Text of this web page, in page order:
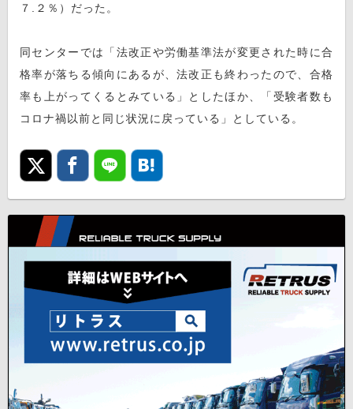
７.２％）だった。
同センターでは「法改正や労働基準法が変更された時に合
格率が落ちる傾向にあるが、法改正も終わったので、合格
率も上がってくるとみている」としたほか、「受験者数も
コロナ禍以前と同じ状況に戻っている」としている。